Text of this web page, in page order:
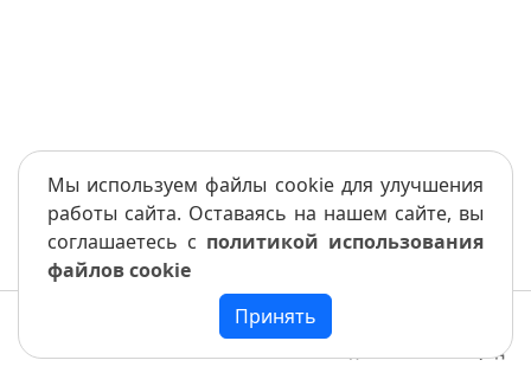
Мы используем файлы cookie для улучшения
работы сайта. Оставаясь на нашем сайте, вы
соглашаетесь с политикой использования
файлов cookie
Принять
Вперед